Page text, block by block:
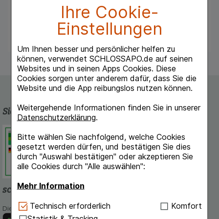
Ihre Cookie-
Einstellungen
Um Ihnen besser und persönlicher helfen zu
können, verwendet SCHLOSSAPO.de auf seinen
Websites und in seinen Apps Cookies. Diese
Cookies sorgen unter anderem dafür, dass Sie die
Website und die App reibungslos nutzen können.
Weitergehende Informationen finden Sie in unserer
Datenschutzerklärung.
Bitte wählen Sie nachfolgend, welche Cookies
gesetzt werden dürfen, und bestätigen Sie dies
durch "Auswahl bestätigen" oder akzeptieren Sie
alle Cookies durch "Alle auswählen":
Mehr Information
Technisch Notwendig:Hierbei handelt es sich um
Cookies, die für die Grundfunktionen unserer
Technisch erforderlich
Komfort
Warnhinweis: Enthält Ethanol (Alkohol) und
Propylenglycol und Buthylhydroxytoluol
Sicherheit und Qualität
Deutschen Institut für Medizinische
Dokumentation und Information.
schlossapo.de-App
Die App von schlossapo.de jetzt mit E-Rezept-Scanner